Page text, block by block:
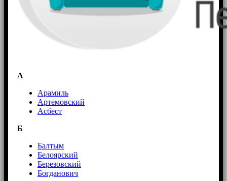
А
Арамиль
Артемовский
Асбест
Б
Балтым
Белоярский
Березовский
Богданович